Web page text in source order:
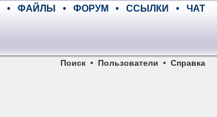
• ФАЙЛЫ • ФОРУМ • ССЫЛКИ • ЧАТ
Поиск • Пользователи • Справка